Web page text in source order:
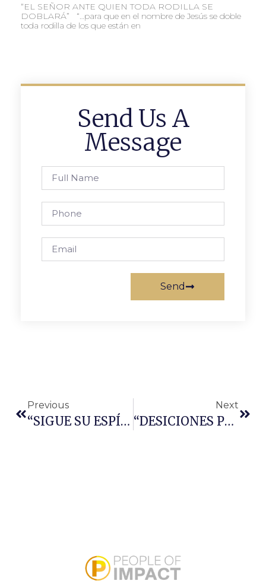
“EL SEÑOR ANTE QUIEN TODA RODILLA SE
DOBLARÁ” “…para que en el nombre de Jesús se doble
toda rodilla de los que están en
Send Us A
Message
Send
Previous
“SIGUE SU ESPÍRITU”
Next
“DESICIONES POR CONVICCIONES, NO POR EMOCIONES”